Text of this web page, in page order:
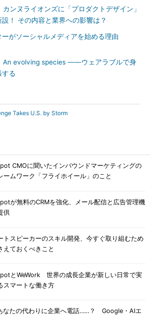
ンヌライオンズに「プロダクトデザイン」
！ その内容と業界への影響は？
ーがソーシャルメディアを始める理由
evolving species ――ウェアラブルで身
する
Takes U.S. by Storm
CMOに聞いたインバウンドマーケティングの
ームワーク「フライホイール」のこと
が無料のCRMを強化、メール配信と広告管理機
供
トスピーカーのスキル開発、今すぐ取り組むため
えておくべきこと
とWeWork 世界の成長企業が新しい日常で実
スマートな働き方
なたの代わりに企業へ電話……？ Google・AIエ